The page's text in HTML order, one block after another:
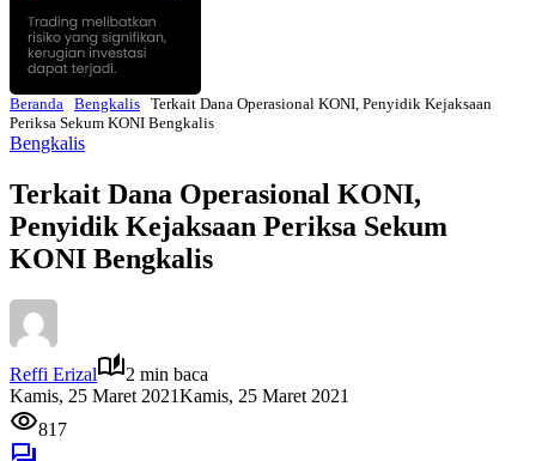
Beranda Bengkalis Terkait Dana Operasional KONI, Penyidik Kejaksaan
Periksa Sekum KONI Bengkalis
Bengkalis
Terkait Dana Operasional KONI,
Penyidik Kejaksaan Periksa Sekum
KONI Bengkalis
Reffi Erizal
2 min baca
Kamis, 25 Maret 2021Kamis, 25 Maret 2021
817